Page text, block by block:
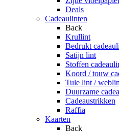
Deals
Cadeaulinten
Back
Krullint
Bedrukt
Satijn lint
Stoffen
Koord / touw
Tule lint /
Duurzame
Cadeaustrikken
Raffia
Kaarten
Back